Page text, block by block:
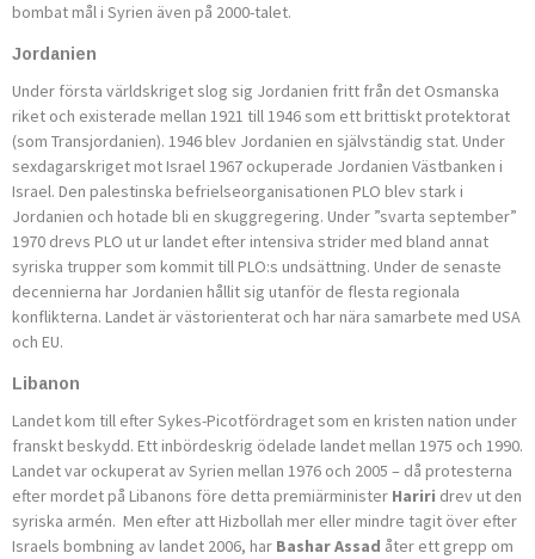
bombat mål i Syri­en även på 2000-talet.
Jordanien
Under första världskriget slog sig Jordanien fritt från det Osmanska
riket och existerade mellan 1921 till 1946 som ett brittiskt protektorat
(som Transjordanien). 1946 blev Jordanien en självständig stat. Under
sexdagarskriget mot Israel 1967 ockuperade Jordanien Västbanken i
Israel. Den palestinska befrielseorganisationen PLO blev stark i
Jordanien och hotade bli en skuggregering. Under ”svarta september”
1970 drevs PLO ut ur landet efter intensiva strider med bland annat
syriska trupper som kommit till PLO:s undsättning. Under de senaste
decennierna har Jordanien hållit sig utanför de flesta regionala
konflikterna. Landet är västorienterat och har nära samarbete med USA
och EU.
Libanon
Landet kom till efter Sykes-Picotfördraget som en kristen nation under
franskt beskydd. Ett inbördeskrig ödelade landet mellan 1975 och 1990.
Landet var ockuperat av Syrien mellan 1976 och 2005 – då protesterna
efter mordet på Libanons före detta premiärminister Hariri drev ut den
syriska armén. Men efter att Hizbollah mer eller mindre tagit över efter
Israels bombning av landet 2006, har Bashar Assad åter ett grepp om